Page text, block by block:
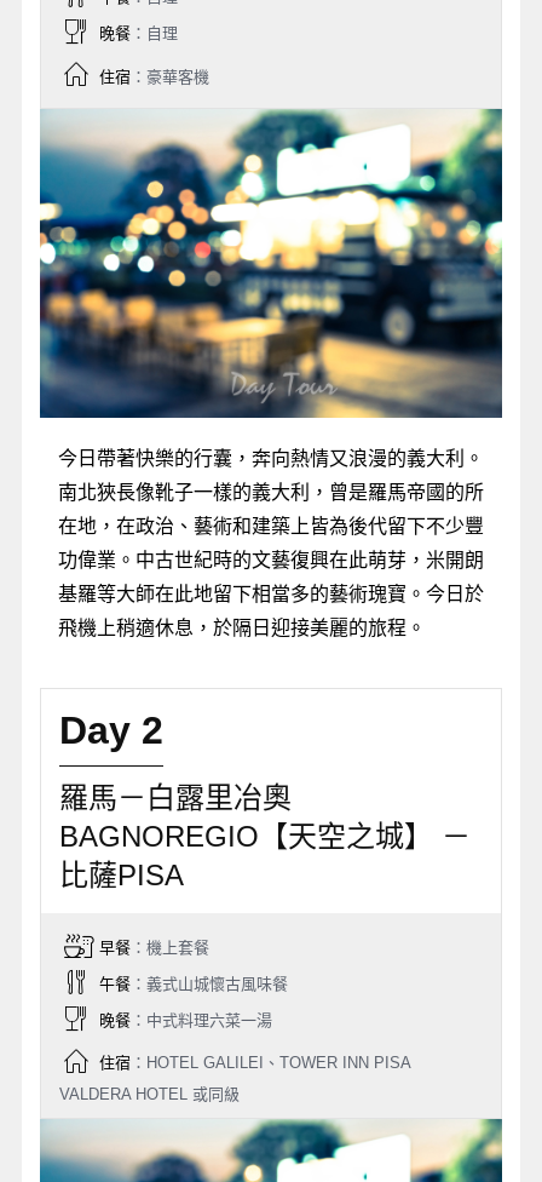
晚餐：自理
住宿：豪華客機
今日帶著快樂的行囊，奔向熱情又浪漫的義大利。
南北狹長像靴子一樣的義大利，曾是羅馬帝國的所
在地，在政治、藝術和建築上皆為後代留下不少豐
功偉業。中古世紀時的文藝復興在此萌芽，米開朗
基羅等大師在此地留下相當多的藝術瑰寶。今日於
飛機上稍適休息，於隔日迎接美麗的旅程。
Day 2
羅馬－白露里冶奧
BAGNOREGIO【天空之城】 －
比薩PISA
早餐：機上套餐
午餐：義式山城懷古風味餐
晚餐：中式料理六菜一湯
住宿：HOTEL GALILEI、TOWER INN PISA
VALDERA HOTEL 或同級